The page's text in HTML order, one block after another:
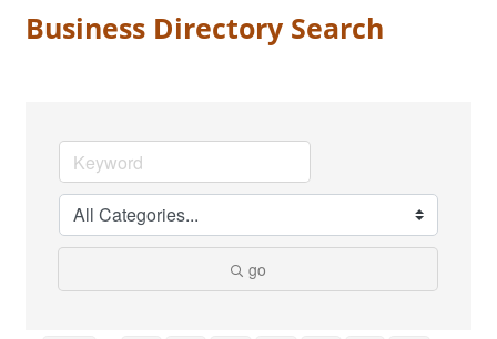
Business Directory Search
go